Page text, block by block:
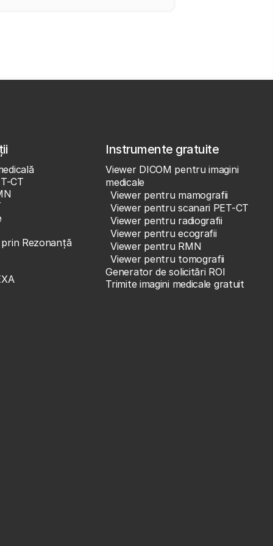
CT
Rezonanță
Instrumente gratuite
Viewer DICOM pentru imagini
medicale
Viewer pentru mamografii
Viewer pentru scanari PET-CT
Viewer pentru radiografii
Viewer pentru ecografii
Viewer pentru RMN
Viewer pentru tomografii
Generator de solicitări ROI
Trimite imagini medicale gratuit